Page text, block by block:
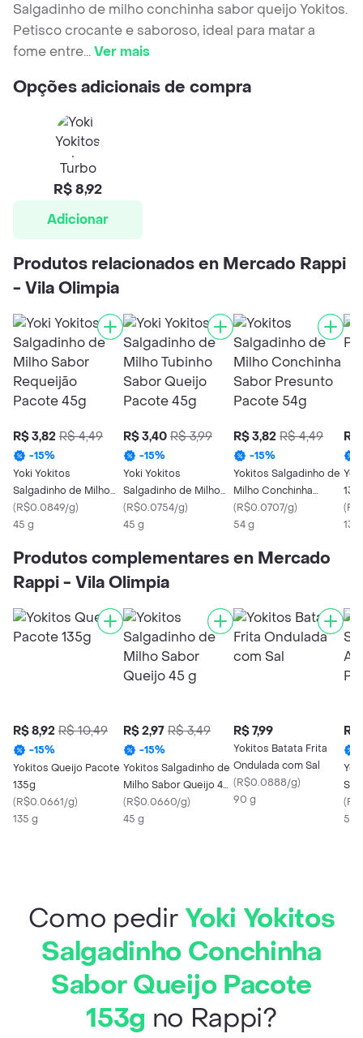
Salgadinho de milho conchinha sabor queijo Yokitos.
Petisco crocante e saboroso, ideal para matar a
fome entre...Ver mais
Opções adicionais de compra
Turbo
R$ 8,92
Adicionar
Produtos relacionados en Mercado Rappi
- Vila Olimpia
R$ 3,82 R$ 4,49
-15%
Yoki Yokitos
Salgadinho de Milho
Sabor Requeijão
Pacote 45g
(R$0.0849/g)
45 g
R$ 3,40 R$ 3,99
-15%
Yoki Yokitos
Salgadinho de Milho
Tubinho Sabor Queijo
Pacote 45g
(R$0.0754/g)
45 g
R$ 3,82 R$ 4,49
-15%
Yokitos Salgadinho de
Milho Conchinha
Sabor Presunto
Pacote 54g
(R$0.0707/g)
54 g
R$
(
135
Produtos complementares en Mercado
Rappi - Vila Olimpia
R$ 8,92 R$ 10,49
-15%
Yokitos Queijo Pacote
135g
(R$0.0661/g)
135 g
R$ 2,97 R$ 3,49
-15%
Yokitos Salgadinho de
Milho Sabor Queijo 45
g
(R$0.0660/g)
45 g
R$ 7,99
Yokitos Batata Frita
Ondulada com Sal
(R$0.0888/g)
90 g
R$
(
54
Como pedirYoki Yokitos
Salgadinho Conchinha
Sabor Queijo Pacote
153g no Rappi?